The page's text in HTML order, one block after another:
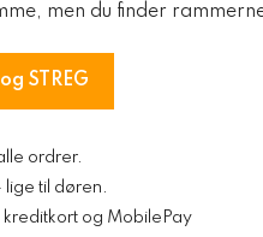
men du finder
STREG
ordrer.
lige til døren.
kreditkort og MobilePay